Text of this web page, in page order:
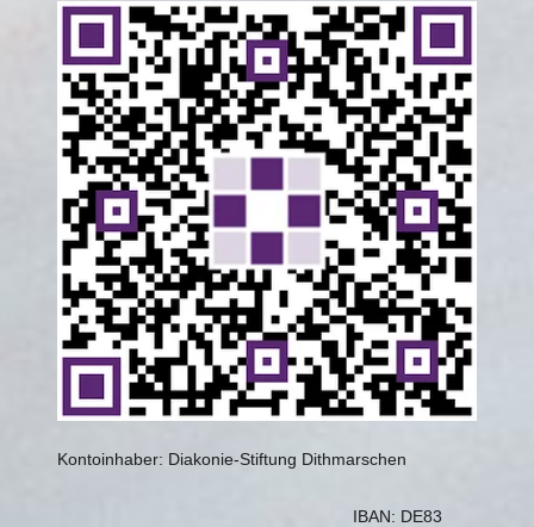
Kontoinhaber: Diakonie-Stiftung Dithmarschen
IBAN: DE83